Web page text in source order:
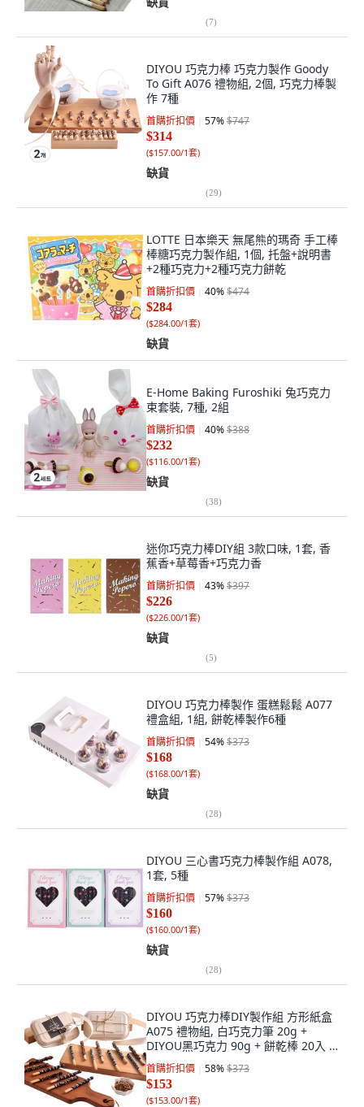
(7)
DIYOU 巧克力棒 巧克力製作 Goody
To Gift A076 禮物組, 2個, 巧克力棒製
作 7種
首購折扣價 57%$747
$314
($157.00/1套)
缺貨
(29)
LOTTE 日本樂天 無尾熊的瑪奇 手工棒
棒糖巧克力製作組, 1個, 托盤+說明書
+2種巧克力+2種巧克力餅乾
首購折扣價 40%$474
$284
($284.00/1套)
缺貨
E-Home Baking Furoshiki 兔巧克力
束套裝, 7種, 2組
首購折扣價 40%$388
$232
($116.00/1套)
缺貨
(38)
迷你巧克力棒DIY組 3款口味, 1套, 香
蕉香+草莓香+巧克力香
首購折扣價 43%$397
$226
($226.00/1套)
缺貨
(5)
DIYOU 巧克力棒製作 蛋糕鬆鬆 A077
禮盒組, 1組, 餅乾棒製作6種
首購折扣價 54%$373
$168
($168.00/1套)
缺貨
(28)
DIYOU 三心書巧克力棒製作組 A078,
1套, 5種
首購折扣價 57%$373
$160
($160.00/1套)
缺貨
(28)
DIYOU 巧克力棒DIY製作組 方形紙盒
A075 禮物組, 白巧克力筆 20g +
DIYOU黑巧克力 90g + 餅乾棒 20入 +
香脆餅乾 20g + 素面自黏袋 10入 + 紙
漿便當盒 2入 + 明信片 2入 + 紙繩, 1
套
首購折扣價 58%$373
$153
($153.00/1套)